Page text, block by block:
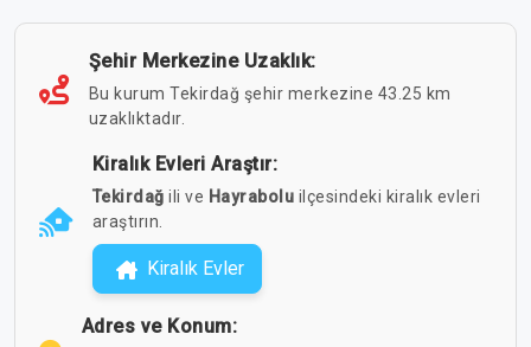
Şehir Merkezine Uzaklık:
Bu kurum Tekirdağ şehir merkezine 43.25 km
uzaklıktadır.
Kiralık Evleri Araştır:
Tekirdağ ili ve Hayrabolu ilçesindeki kiralık evleri
araştırın.
Kiralık Evler
Adres ve Konum: